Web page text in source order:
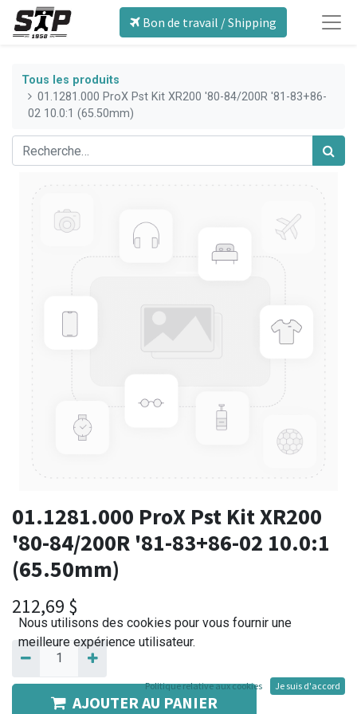
Bon de travail / Shipping
Tous les produits
01.1281.000 ProX Pst Kit XR200 '80-84/200R '81-83+86-
02 10.0:1 (65.50mm)
01.1281.000 ProX Pst Kit XR200
'80-84/200R '81-83+86-02 10.0:1
(65.50mm)
212,69 $
AJOUTER AU PANIER
Nous utilisons des cookies pour vous fournir une
meilleure expérience utilisateur.
Politique relative aux cookies Je suis d'accord